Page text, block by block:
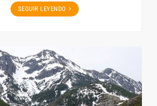
SEGUIR LEYENDO